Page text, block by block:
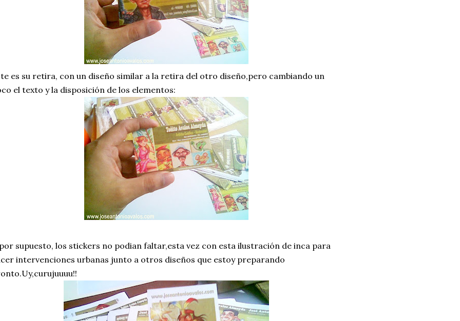
es su retira, con un diseño similar a la retira del otro diseño,pero cambiando un
el texto y la disposición de los elementos:
supuesto, los stickers no podian faltar,esta vez con esta ilustración de inca para
intervenciones urbanas junto a otros diseños que estoy preparando